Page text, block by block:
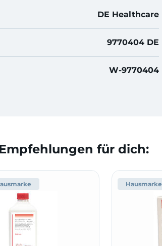
DE Healthcare
9770404 DE
W-9770404
für dich:
Hausmarke